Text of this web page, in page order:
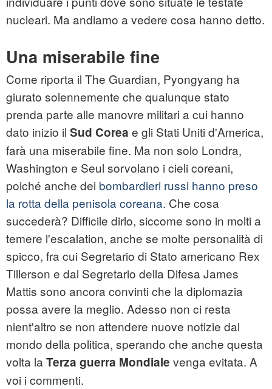
nucleari. Ma andiamo a vedere cosa hanno detto.
Una miserabile fine
Come riporta il The Guardian, Pyongyang ha
giurato solennemente che qualunque stato
prenda parte alle manovre militari a cui hanno
dato inizio il Sud Corea e gli Stati Uniti d'America,
farà una miserabile fine. Ma non solo Londra,
Washington e Seul sorvolano i cieli coreani,
poiché anche dei bombardieri russi hanno preso
la rotta della penisola coreana. Che cosa
succederà? Difficile dirlo, siccome sono in molti a
temere l'escalation, anche se molte personalità di
spicco, fra cui Segretario di Stato americano Rex
Tillerson e dal Segretario della Difesa James
Mattis sono ancora convinti che la diplomazia
possa avere la meglio. Adesso non ci resta
nient'altro se non attendere nuove notizie dal
mondo della politica, sperando che anche questa
volta la Terza guerra Mondiale venga evitata. A
voi i commenti.